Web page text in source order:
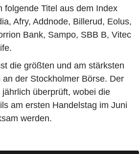
folgende Titel aus dem Index
Afry, Addnode, Billerud, Eolus,
Bank, Sampo, SBB B, Vitec
die größten und am stärksten
der Stockholmer Börse. Der
überprüft, wobei die
am ersten Handelstag im Juni
werden.